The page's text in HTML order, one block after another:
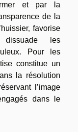
et par la
de la
favorise
les
Pour les
constitue un
la résolution
l’image
dans le